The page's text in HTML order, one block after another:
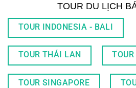
TOUR DU LỊCH
TOUR INDONESIA - BALI
TOUR THÁI LAN
TOUR SINGAPORE